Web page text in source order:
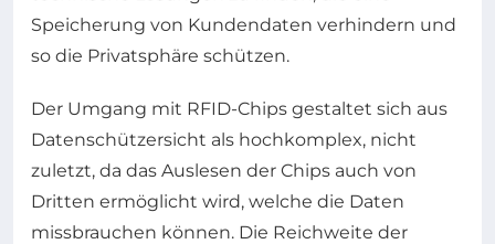
Speicherung von Kundendaten verhindern und
so die Privatsphäre schützen.
Der Umgang mit RFID-Chips gestaltet sich aus
Datenschützersicht als hochkomplex, nicht
zuletzt, da das Auslesen der Chips auch von
Dritten ermöglicht wird, welche die Daten
missbrauchen können. Die Reichweite der